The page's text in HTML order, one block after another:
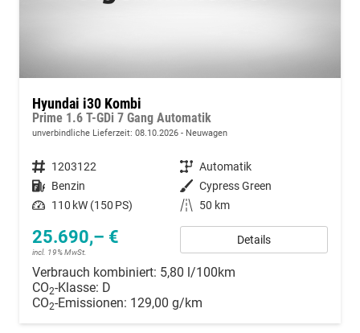
Hyundai i30 Kombi
Prime 1.6 T-GDi 7 Gang Automatik
unverbindliche Lieferzeit: 08.10.2026 Neuwagen
Fahrzeugnummer 1203122 Getriebe Automatik
Kraftstoff Benzin Außenfarbe Cypress Green
Leistung 110 kW (150 PS) Kilometerstand 50 km
25.690,– €
incl. 19% MwSt.
Details
Verbrauch kombiniert: 5,80 l/100km
CO2-Klasse: D
CO2-Emissionen: 129,00 g/km